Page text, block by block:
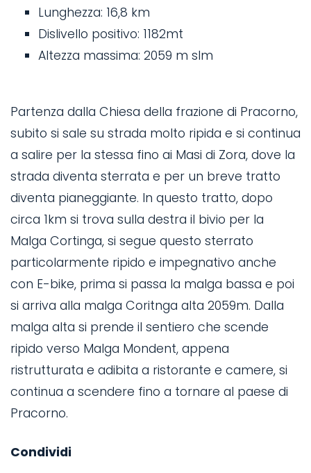
Lunghezza: 16,8 km
Dislivello positivo: 1182mt
Altezza massima: 2059 m slm
Partenza dalla Chiesa della frazione di Pracorno,
subito si sale su strada molto ripida e si continua
a salire per la stessa fino ai Masi di Zora, dove la
strada diventa sterrata e per un breve tratto
diventa pianeggiante. In questo tratto, dopo
circa 1km si trova sulla destra il bivio per la
Malga Cortinga, si segue questo sterrato
particolarmente ripido e impegnativo anche
con E-bike, prima si passa la malga bassa e poi
si arriva alla malga Coritnga alta 2059m. Dalla
malga alta si prende il sentiero che scende
ripido verso Malga Mondent, appena
ristrutturata e adibita a ristorante e camere, si
continua a scendere fino a tornare al paese di
Pracorno.
Condividi